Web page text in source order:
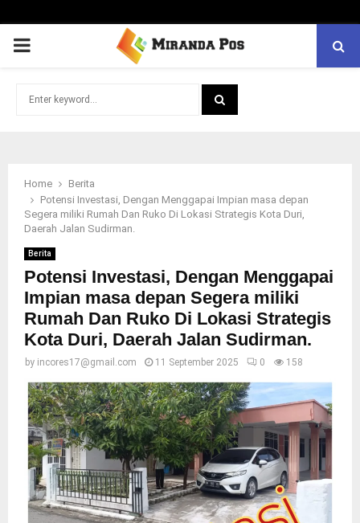
PRIMARY
Home
Berita
Potensi Investasi, Dengan Menggapai Impian masa depan
Segera miliki Rumah Dan Ruko Di Lokasi Strategis Kota Duri,
Daerah Jalan Sudirman.
Berita
Potensi Investasi, Dengan Menggapai
Impian masa depan Segera miliki
Rumah Dan Ruko Di Lokasi Strategis
Kota Duri, Daerah Jalan Sudirman.
by incores17@gmail.com 11 September 2025 0 158